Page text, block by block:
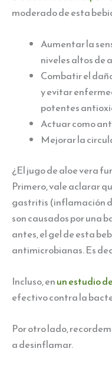
moderado de esta
Aumentar la
niveles altos de
Combatir el
y evitar
potentes
Actuar como
Mejorar la
¿El jugo de aloe vera
Primero, vale aclarar
gastritis (inflamación
son causados por una
antes, el gel de esta
antimicrobianas. Es
Incluso, enun estudio
efectivo contra la
Por otro lado,
a desinflamar.